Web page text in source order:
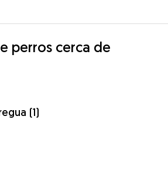
perros cerca de
(1)